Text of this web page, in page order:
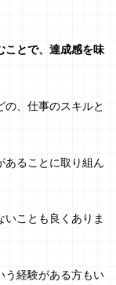
ことで、達成感を味
、仕事のスキルと
あることに取り組ん
いことも良くありま
う経験がある方もい